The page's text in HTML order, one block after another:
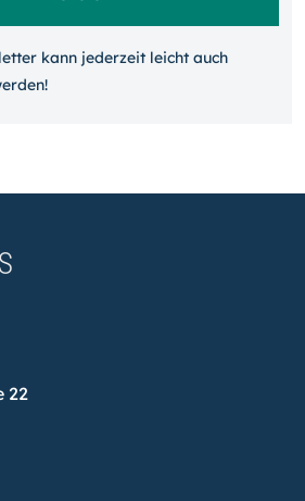
kann jeder­zeit leicht auch
22